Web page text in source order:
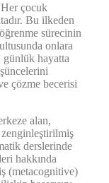
çocuk
Bu ilkeden
sürecinin
onlara
günlük hayatta
çözme becerisi
alan,
zenginleştirilmiş
derslerinde
hakkında
(metacognitive)